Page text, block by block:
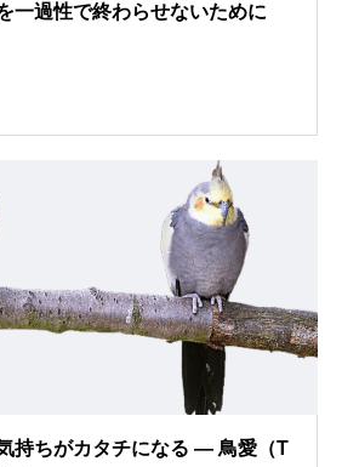
過性で終わらせないために
持ちがカタチになる ― 鳥愛（T